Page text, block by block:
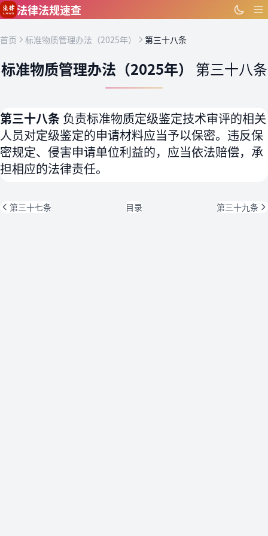
跳到主要内容
法律法规速查
首页 标准物质管理办法（2025年） 第三十八条
标准物质管理办法（2025年） 第三十八条
第三十八条 负责标准物质定级鉴定技术审评的相关
人员对定级鉴定的申请材料应当予以保密。违反保
密规定、侵害申请单位利益的，应当依法赔偿，承
担相应的法律责任。
第三十七条 目录 第三十九条